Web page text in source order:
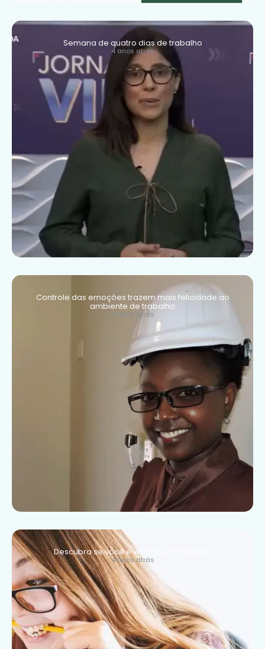
Semana de quatro dias de trabalho
4 anos atrás
Controle das emoções trazem mais felicidade ao
ambiente de trabalho
4 anos atrás
Descubra se você é viciado em trabalho
4 anos atrás